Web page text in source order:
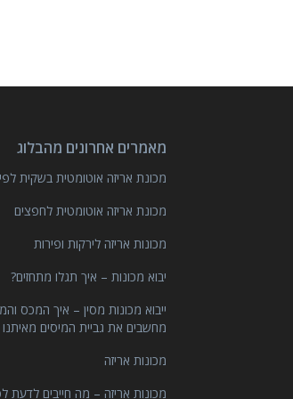
מאמרים אחרונים מהבלוג
מכונת אריזה אוטומטית בשקית
מכונת אריזה אוטומטית לחפצים
מכונות אריזה לירקות ופירות
יבוא מכונות – איך תגלו מתחזים?
ייבוא מכונות מסין – איך המכס
מחשבים את גביית המיסים מאיתנו
מכונות אריזה
מכונות אריזה – מה חייבים לדעת